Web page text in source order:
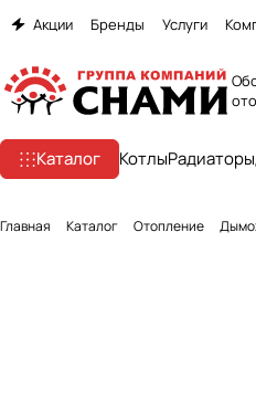
Акции Бренды Услуги
Каталог КотлыРадиаторы
Главная Каталог Отопление